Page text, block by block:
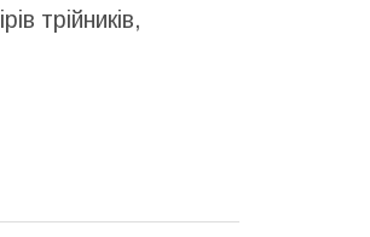
трійників,